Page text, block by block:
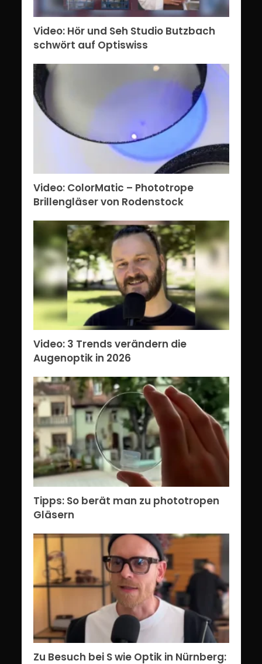
Video: Hör und Seh Studio Butzbach
schwört auf Optiswiss
Video: ColorMatic – Phototrope
Brillengläser von Rodenstock
Video: 3 Trends verändern die
Augenoptik in 2026
Tipps: So berät man zu phototropen
Gläsern
Zu Besuch bei S wie Optik in Nürnberg: